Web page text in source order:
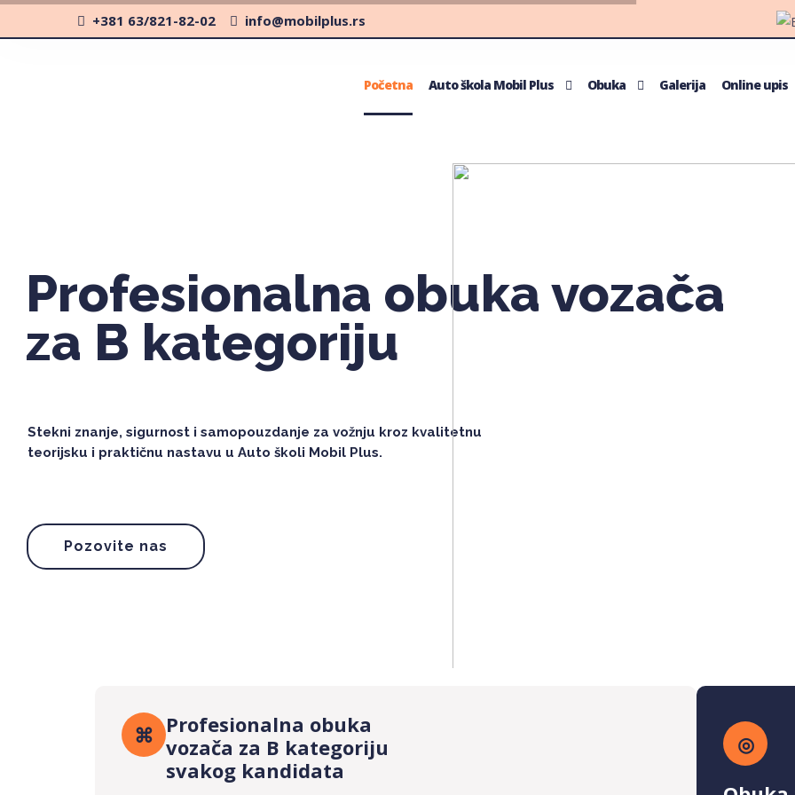
+381 63/821-82-02 info@mobilplus.rs
Početna Auto škola Mobil Plus Obuka Galerija Online upis
Pozovite nas
Stekni znanje, sigurnost i samopouzdanje za vožnju kroz kvalitetnu
teorijsku i praktičnu nastavu u Auto školi Mobil Plus.
Profesionalna obuka vozača
za B kategoriju
⌘ Profesionalna obuka
vozača za B kategoriju
svakog kandidata
◎